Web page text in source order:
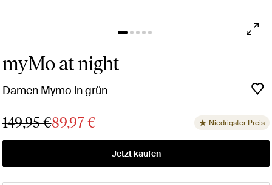
myMo at night
Damen Mymo in grün
149,95 €89,97 € Niedrigster Preis
Jetzt kaufen